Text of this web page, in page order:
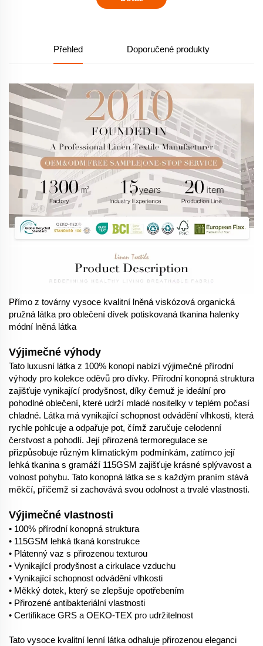
Přehled Doporučené produkty
Přímo z továrny vysoce kvalitní lněná viskózová organická
pružná látka pro oblečení dívek potiskovaná tkanina halenky
módní lněná látka
Výjimečné výhody
Tato luxusní látka z 100% konopí nabízí výjimečné přírodní
výhody pro kolekce oděvů pro dívky. Přírodní konopná struktura
zajišťuje vynikající prodyšnost, díky čemuž je ideální pro
pohodlné oblečení, které udrží mladé nositelky v teplém počasí
chladné. Látka má vynikající schopnost odvádění vlhkosti, která
rychle pohlcuje a odpařuje pot, čímž zaručuje celodenní
čerstvost a pohodlí. Její přirozená termoregulace se
přizpůsobuje různým klimatickým podmínkám, zatímco její
lehká tkanina s gramáží 115GSM zajišťuje krásné splývavost a
volnost pohybu. Tato konopná látka se s každým praním stává
měkčí, přičemž si zachovává svou odolnost a trvalé vlastnosti.
Výjimečné vlastnosti
• 100% přírodní konopná struktura
• 115GSM lehká tkaná konstrukce
• Plátenný vaz s přirozenou texturou
• Vynikající prodyšnost a cirkulace vzduchu
• Vynikající schopnost odvádění vlhkosti
• Měkký dotek, který se zlepšuje opotřebením
• Přirozené antibakteriální vlastnosti
• Certifikace GRS a OEKO-TEX pro udržitelnost
Tato vysoce kvalitní lenní látka odhaluje přirozenou eleganci